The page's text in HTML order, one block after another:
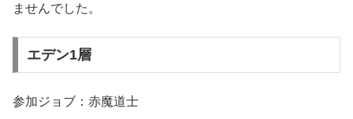
ませんでした。
エデン1層
参加ジョブ：赤魔道士